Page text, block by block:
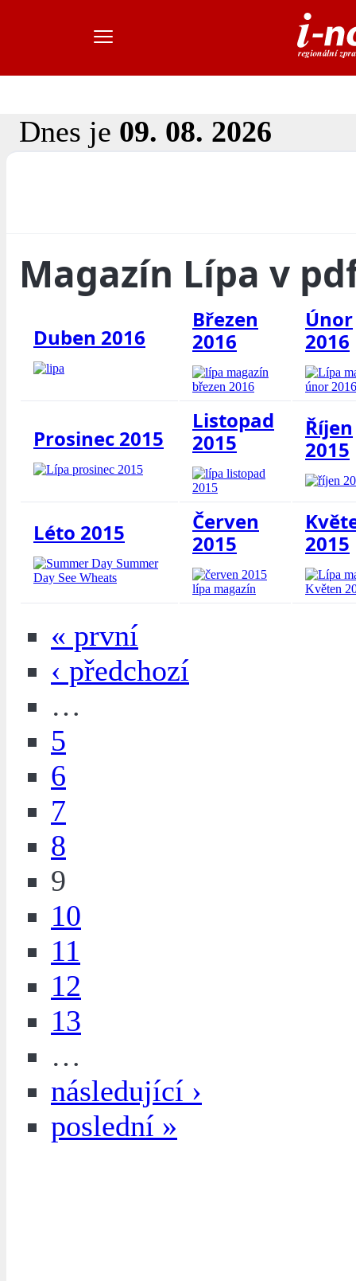
Dnes je 09. 08. 2026
Magazín Lípa v
Duben 2016
Březen
2016
Únor
2016
Prosinec 2015
Listopad
2015
Říjen
2015
Léto 2015
Červen
2015
2015
« první
‹ předchozí
…
5
6
7
8
9
10
11
12
13
…
následující ›
poslední »